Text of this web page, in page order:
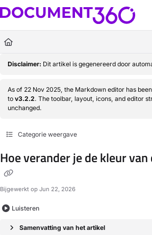
Documentation Index
Fetch the complete documentation index at:https://
Use this file to discover all available pages before
Disclaimer: Dit artikel is gegenereerd door
As of 22 Nov 2025, the Markdown editor has
to v3.2.2. The toolbar, layout, icons, and editor
unchanged.
Categorie weergave
Hoe verander je de kleur
Bijgewerkt op Jun 22, 2026
Luisteren
Samenvatting van het artikel